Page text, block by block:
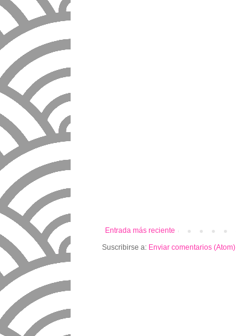
Entrada más reciente
Suscribirse a: Enviar comentarios (Atom)